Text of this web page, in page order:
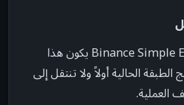
في متى تشترك في Binance Simple Earn يكون هذا
الحالية أولاً ولا تنتقل إلى